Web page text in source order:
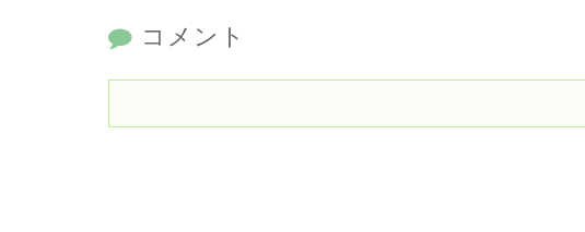
コメント